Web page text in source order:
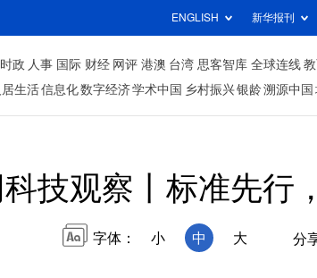
ENGLISH 新华报刊
时政 人事 国际 财经 网评 港澳 台湾 思客智库 全球连线
居生活信息化数字经济学术中国 乡村振兴银龄溯源中国
技观察丨标准先行
字体： 小 中 大 分